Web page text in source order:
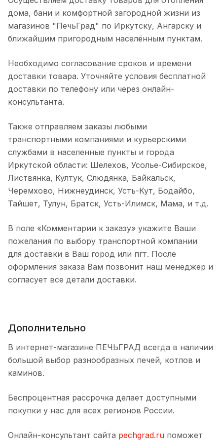
дома, бани и комфортной загородной жизни из
магазинов "ПечьГрад" по Иркутску, Ангарску и
ближайшим пригородным населённым пунктам.
Необходимо согласование сроков и времени
доставки товара. Уточняйте условия бесплатной
доставки по телефону или через онлайн-
консультанта.
Также отправляем заказы любыми
транспортными компаниями и курьерскими
службами в населенные пункты и города
Иркутской области: Шелехов, Усолье-Сибирское,
Листвянка, Култук, Слюдянка, Байкальск,
Черемхово, Нижнеудинск, Усть-Кут, Бодайбо,
Тайшет, Тулун, Братск, Усть-Илимск, Мама, и т.д.
В поле «Комментарии к заказу» укажите Ваши
пожелания по выбору транспортной компании
для доставки в Ваш город или пгт. После
оформления заказа Вам позвонит наш менеджер и
согласует все детали доставки.
Дополнительно
В интернет-магазине ПЕЧЬГРАД всегда в наличии
большой выбор разнообразных печей, котлов и
каминов.
Беспроцентная рассрочка делает доступными
покупки у нас для всех регионов России.
Онлайн-консультант сайта pechgrad.ru поможет